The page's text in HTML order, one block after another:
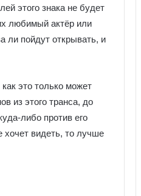
этого знака не будет
любимый актёр или
ли пойдут открывать, и
это только может
из этого транса, до
либо против его
хочет видеть, то лучше